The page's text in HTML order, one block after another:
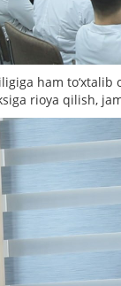
ham
rioya qilish,